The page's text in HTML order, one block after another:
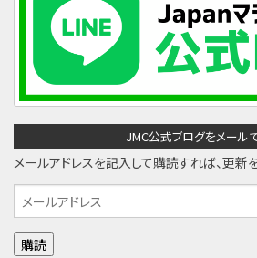
JMC公式ブログをメール
メールアドレスを記入して購読すれば、更新
メ
ー
ル